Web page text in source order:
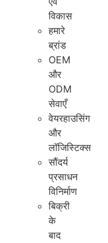
विकास
हमारे
ब्रांड
OEM
और
ODM
सेवाएँ
वेयरहाउसिंग
और
लॉजिस्टिक्स
सौंदर्य
प्रसाधन
विनिर्माण
बिक्री
के
बाद